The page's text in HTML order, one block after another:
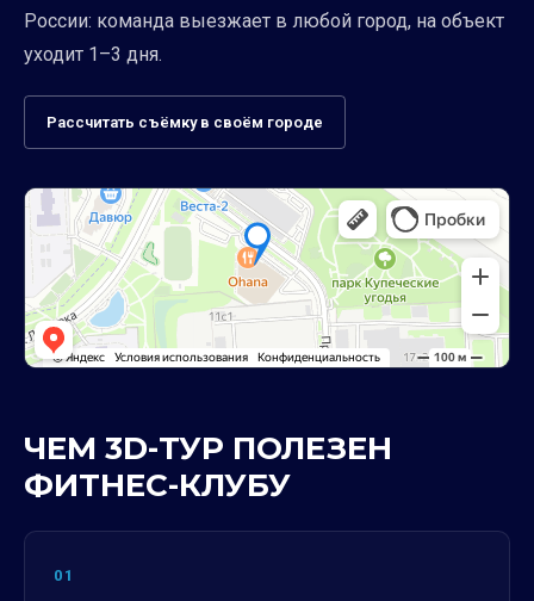
России: команда выезжает в любой город, на объект
уходит 1–3 дня.
Рассчитать съёмку в своём городе
ЧЕМ 3D-ТУР ПОЛЕЗЕН
ФИТНЕС-КЛУБУ
01